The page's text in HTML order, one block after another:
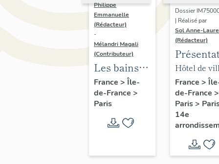
Philippe
Emmanuelle
(Rédacteur)
-
Mélandri Magali
(Contributeur)
Les bains
douches
municipaux
de la ville
de Paris
France > Île-
de-France >
Paris
Dossier
| Réalisé par
Sol Anne-Laure
(Rédacteur)
du
de la
annexe
Hôtel de
annexe
France >
de-France >
Paris>
14e